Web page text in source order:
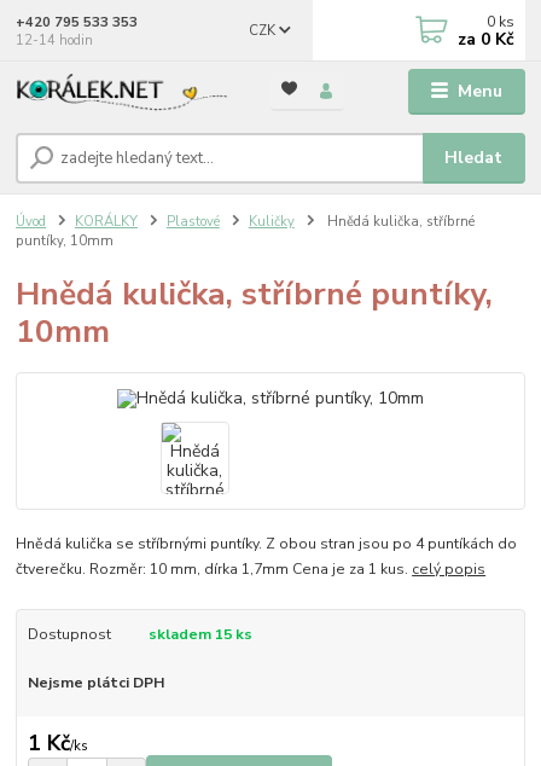
Menu
CZK
Hledat
+420 795 533 353
12-14 hodin
0 ks
za 0 Kč
Úvod KORÁLKY Plastové Kuličky
Hnědá kulička, stříbrné
puntíky, 10mm
Hnědá kulička, stříbrné puntíky,
10mm
Hnědá kulička se stříbrnými puntíky. Z obou stran jsou po 4 puntíkách do
čtverečku. Rozměr: 10 mm, dírka 1,7mm Cena je za 1 kus. celý popis
Dostupnost skladem 15 ks
Nejsme plátci DPH
1 Kč/ks